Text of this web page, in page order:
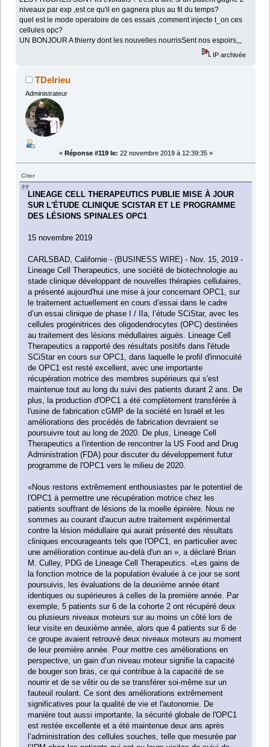
niveaux par exp ,est ce qu'il en gagnera plus au fil du temps?
quel est le mode operatoire de ces essais ,comment injecte t_on ces
cellules opc?
UN BONJOUR A thierry dont les nouvelles nourrisSent nos espoirs,,,
IP archivée
TDelrieu
Administrateur
« Réponse #119 le: 22 novembre 2019 à 12:39:35 »
Citer
LINEAGE CELL THERAPEUTICS PUBLIE MISE À JOUR
SUR L'ÉTUDE CLINIQUE SCISTAR ET LE PROGRAMME
DES LÉSIONS SPINALES OPC1
15 novembre 2019
CARLSBAD, Californie - (BUSINESS WIRE) - Nov. 15, 2019 -
Lineage Cell Therapeutics, une société de biotechnologie au
stade clinique développant de nouvelles thérapies cellulaires,
a présenté aujourd'hui une mise à jour concernant OPC1, sur
le traitement actuellement en cours d’essai dans le cadre
d’un essai clinique de phase I / IIa, l’étude SCiStar, avec les
cellules progénitrices des oligodendrocytes (OPC) destinées
au traitement des lésions médullaires aiguës. Lineage Cell
Therapeutics a rapporté des résultats positifs dans l'étude
SCiStar en cours sur OPC1, dans laquelle le profil d'innocuité
de OPC1 est resté excellent, avec une importante
récupération motrice des membres supérieurs qui s'est
maintenue tout au long du suivi des patients durant 2 ans. De
plus, la production d'OPC1 a été complètement transférée à
l'usine de fabrication cGMP de la société en Israël et les
améliorations des procédés de fabrication devraient se
poursuivre tout au long de 2020. De plus, Lineage Cell
Therapeutics a l'intention de rencontrer la US Food and Drug
Administration (FDA) pour discuter du développement futur
programme de l'OPC1 vers le milieu de 2020.
«Nous restons extrêmement enthousiastes par le potentiel de
l'OPC1 à permettre une récupération motrice chez les
patients souffrant de lésions de la moelle épinière. Nous ne
sommes au courant d'aucun autre traitement expérimental
contre la lésion médullaire qui aurait présenté des résultats
cliniques encourageants tels que l'OPC1, en particulier avec
une amélioration continue au-delà d'un an », a déclaré Brian
M. Culley, PDG de Lineage Cell Therapeutics. «Les gains de
la fonction motrice de la population évaluée à ce jour se sont
poursuivis, les évaluations de la deuxième année étant
identiques ou supérieures à celles de la première année. Par
exemple, 5 patients sur 6 de la cohorte 2 ont récupéré deux
ou plusieurs niveaux moteurs sur au moins un côté lors de
leur visite en deuxième année, alors que 4 patients sur 6 de
ce groupe avaient retrouvé deux niveaux moteurs au moment
de leur première année. Pour mettre ces améliorations en
perspective, un gain d’un niveau moteur signifie la capacité
de bouger son bras, ce qui contribue à la capacité de se
nourrir et de se vêtir ou de se transférer soi-même sur un
fauteuil roulant. Ce sont des améliorations extrêmement
significatives pour la qualité de vie et l'autonomie. De
manière tout aussi importante, la sécurité globale de l'OPC1
est restée excellente et a été maintenue deux ans après
l’administration des cellules souches, telle que mesurée par